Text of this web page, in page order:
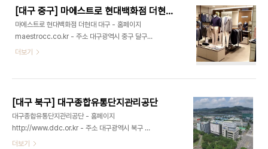
고..
렉션까지 다양한 쇼핑을 즐길 수 있다. 또한 각종 맛
집이 입점해 있어 식사하러 들르기에도 편리하다. 층
별로 여성의류, 남성의류, 골프의류, 가전용품, 침구
등을 볼 수 있고 8층에는 식당가가 자리하여 한식,
중식, 양식 등 다양한 음식을 즐길 수 있다. ※ 소개 정
일~일요일 10:30~20:30 - 쉬는날 : 한 달에 한 번
[대구 중구] 마에스트로 현대백화점 더현대 대구
마에스트로 현대백화점 더현대 대구 - 홈페이지
maestrocc.co.kr - 주소 대구광역시 중구 달구벌
대로 2077 (계산동2가) 5층 ※ 소개 정보 - 매장안
2519 - 주차시설 : 가능 - 화장실설명 : 있음 - 신용
카드가능정보 : 가능 ◎ 반려동물 동반 여행 정보◎
주위 관광 정보⊙ 대구약령시 한방의료체험타운 - 홈
페이지 http://www.kmeditown.go.kr - 주소 대
구광역시 중구 중앙대로77길 45대구약령시 한방의
더보기
[대구 북구] 대구종합유통단지관리공단
대구종합유통단지관리공단 - 홈페이지
http://www.ddc.or.kr - 주소 대구광역시 북구 유
통단지로13길 9대구종합유통단지는 대구광역시 북
더보기